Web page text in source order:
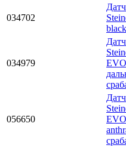
034702
034979
056650